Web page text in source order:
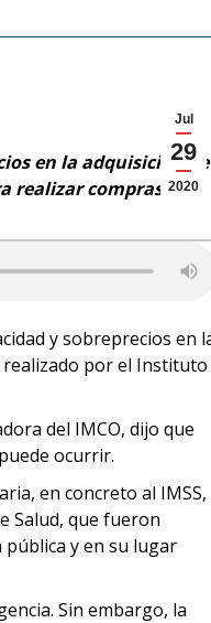
Jul
29
2020
en la adquisición de
realizar compras
y sobreprecios en
realizado por el Instituto
del IMCO, dijo que
ocurrir.
en concreto al IMSS,
Salud, que fueron
y en su lugar
Sin embargo, la